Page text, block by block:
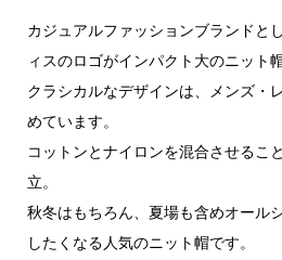
カジュアルファッションブランドと
ィスのロゴがインパクト大のニット帽
クラシカルなデザインは、メンズ・
めています。
コットンとナイロンを混合させるこ
立。
秋冬はもちろん、夏場も含めオール
したくなる人気のニット帽です。